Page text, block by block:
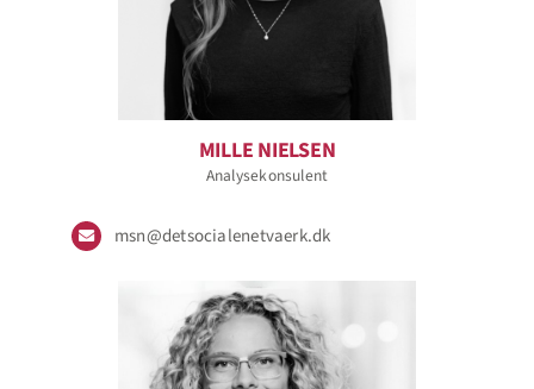
MILLE NIELSEN
Analysekonsulent
msn@detsocialenetvaerk.dk